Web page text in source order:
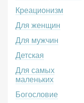
Креационизм
Для женщин
Для мужчин
Детская
Для самых
маленьких
Богословие